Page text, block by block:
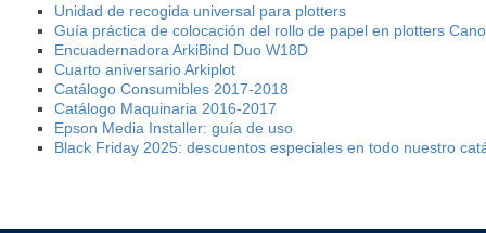
Unidad de recogida universal para plotters
Guía práctica de colocación del rollo de papel en plotters
Encuadernadora ArkiBind Duo W18D
Cuarto aniversario Arkiplot
Catálogo Consumibles 2017-2018
Catálogo Maquinaria 2016-2017
Epson Media Installer: guía de uso
Black Friday 2025: descuentos especiales en todo nuestro